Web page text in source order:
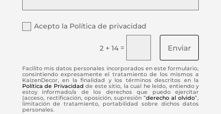
Acepto la Política de privacidad
2 + 14 = Enviar
Facilito mis datos personales incorporados en este formulario,
consintiendo expresamente el tratamiento de los mismos a
KaizenDecor, en la finalidad y los términos descritos en la
Política de Privacidad de este sitio, la cual he leído, entiendo y
estoy informado/a de los derechos que puedo ejercitar
(acceso, rectificación, oposición, supresión “derecho al olvido”,
limitación de tratamiento, portabilidad sobre dichos datos
personales.